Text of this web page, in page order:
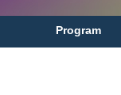
Program